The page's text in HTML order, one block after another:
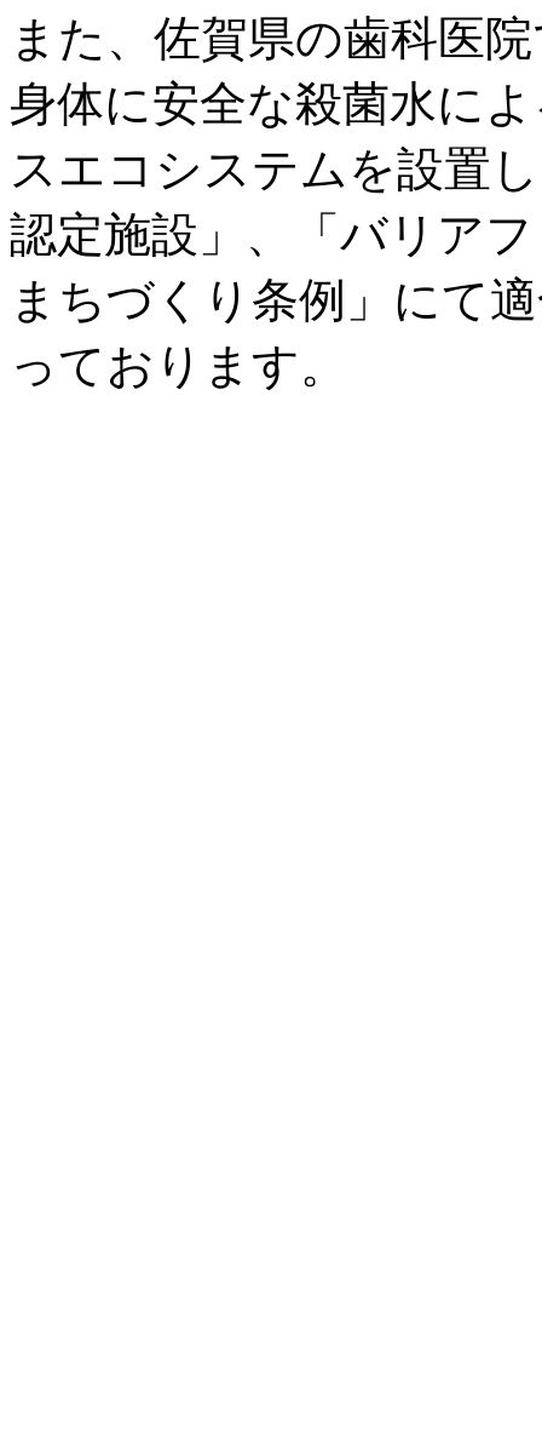
また、佐賀県の歯科医
身体に安全な殺菌水に
スエコシステムを設置
認定施設」、「バリア
まちづくり条例」にて
っております。